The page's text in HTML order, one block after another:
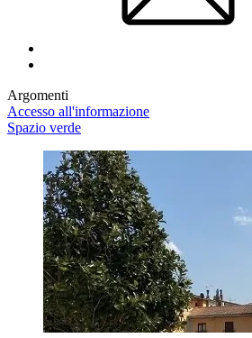
Argomenti
Accesso all'informazione
Spazio verde